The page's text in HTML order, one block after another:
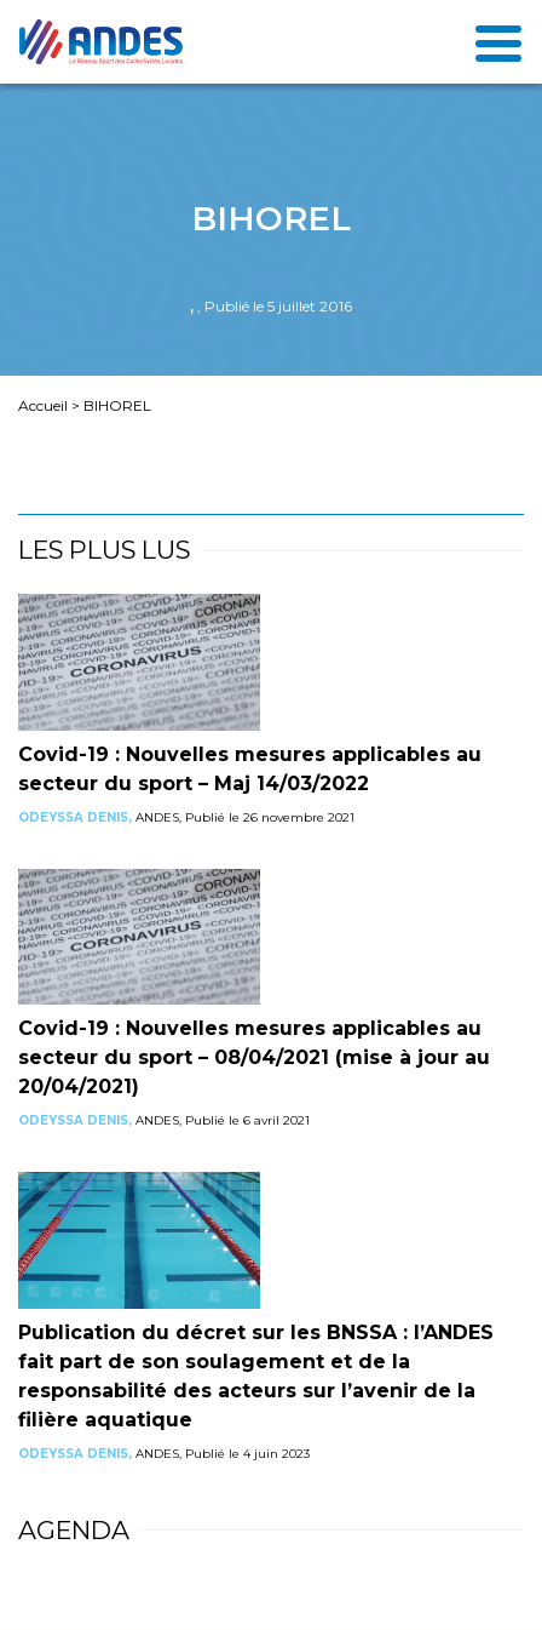
BIHOREL
, , Publié le 5 juillet 2016
Accueil > BIHOREL
LES PLUS LUS
Covid-19 : Nouvelles mesures applicables au
secteur du sport – Maj 14/03/2022
ODEYSSA DENIS, ANDES, Publié le 26 novembre 2021
Covid-19 : Nouvelles mesures applicables au
secteur du sport – 08/04/2021 (mise à jour au
20/04/2021)
ODEYSSA DENIS, ANDES, Publié le 6 avril 2021
Publication du décret sur les BNSSA : l’ANDES
fait part de son soulagement et de la
responsabilité des acteurs sur l’avenir de la
filière aquatique
ODEYSSA DENIS, ANDES, Publié le 4 juin 2023
AGENDA